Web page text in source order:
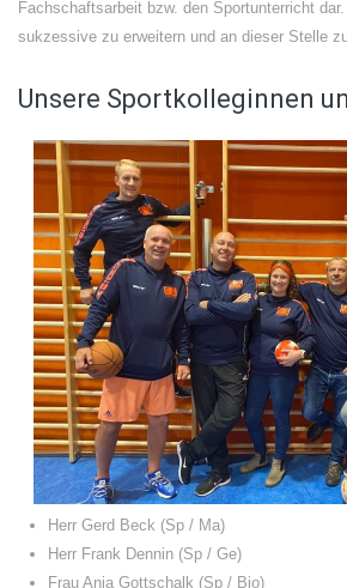
Fachschaftsarbeit bzw. den Sportunterricht
sukzessive zu erweitern und an dieser Stelle
Unsere Sportkolleginnen
Herr Gerd Beck (Sp / Ma)
Herr Frank Dennin (Sp / Ge)
Frau Anja Gottschalk (Sp / Bio)